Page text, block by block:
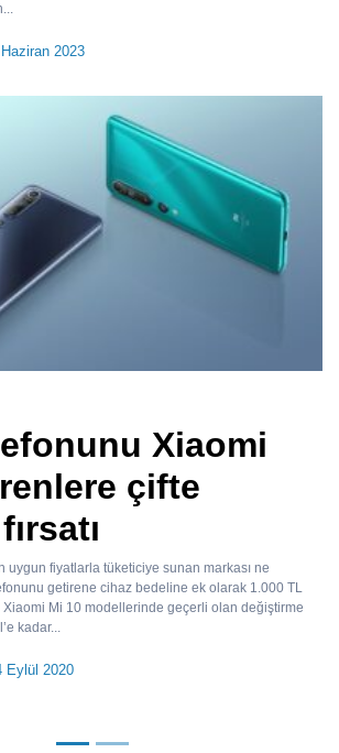
Haziran 2023
Xiaomi
çifte
uygun fiyatlarla tüketiciye sunan markası ne
getirene cihaz bedeline ek olarak 1.000 TL
Xiaomi Mi 10 modellerinde geçerli olan değiştirme
kadar...
Eylül 2020